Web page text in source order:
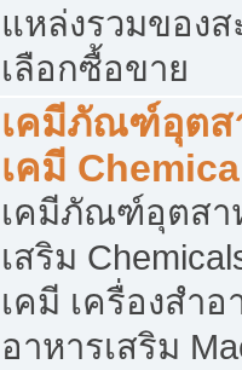
แหล่งรวมของ
เลือกซื้อขาย
เคมีภัณฑ์อุตส
เคมี
เคมีภัณฑ์อุตสา
เสริม
เคมี เครื่องสำ
อาหารเสริม